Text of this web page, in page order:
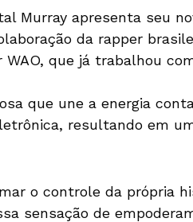
Murray apresenta seu
da rapper
WAO, que já trabalhou
que une a energia
resultando em
o controle da própria
sensação de